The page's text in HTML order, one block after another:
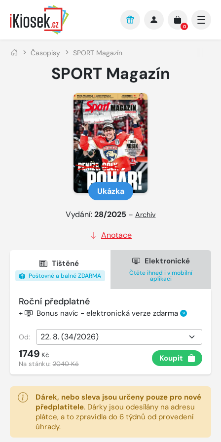
Přejít na hlavní obsah
0
Časopisy SPORT Magazín
SPORT Magazín
Ukázka
Vydání:28/2025 – Archiv
Anotace
Tištěné
Poštovné a balné ZDARMA
Elektronické
Čtěte ihned i v mobilní
aplikaci
Roční předplatné
+ Bonus navíc - elektronická verze zdarma ?
Od:
1749 Kč
Na stánku:2040 Kč
Koupit
Dárek, nebo sleva jsou určeny pouze pro nové
předplatitele. Dárky jsou odesílány na adresu
plátce, a to zpravidla do 6 týdnů od provedení
úhrady.